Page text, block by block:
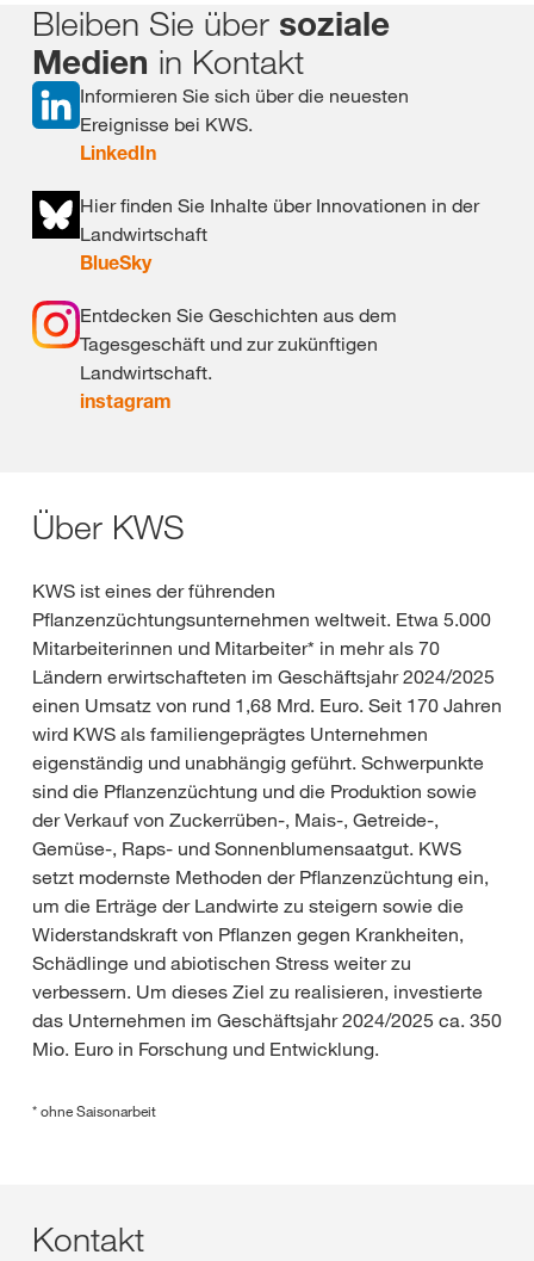
Bleiben Sie über soziale
Medien in Kontakt
Informieren Sie sich über die neuesten
Ereignisse bei KWS.
LinkedIn
Hier finden Sie Inhalte über Innovationen in der
Landwirtschaft
BlueSky
Entdecken Sie Geschichten aus dem
Tagesgeschäft und zur zukünftigen
Landwirtschaft.
instagram
Über KWS
KWS ist eines der führenden
Pflanzenzüchtungsunternehmen weltweit. Etwa 5.000
Mitarbeiterinnen und Mitarbeiter* in mehr als 70
Ländern erwirtschafteten im Geschäftsjahr 2024/2025
einen Umsatz von rund 1,68 Mrd. Euro. Seit 170 Jahren
wird KWS als familiengeprägtes Unternehmen
eigenständig und unabhängig geführt. Schwerpunkte
sind die Pflanzenzüchtung und die Produktion sowie
der Verkauf von Zuckerrüben-, Mais-, Getreide-,
Gemüse-, Raps- und Sonnenblumensaatgut. KWS
setzt modernste Methoden der Pflanzenzüchtung ein,
um die Erträge der Landwirte zu steigern sowie die
Widerstandskraft von Pflanzen gegen Krankheiten,
Schädlinge und abiotischen Stress weiter zu
verbessern. Um dieses Ziel zu realisieren, investierte
das Unternehmen im Geschäftsjahr 2024/2025 ca. 350
Mio. Euro in Forschung und Entwicklung.
* ohne Saisonarbeit
Kontakt